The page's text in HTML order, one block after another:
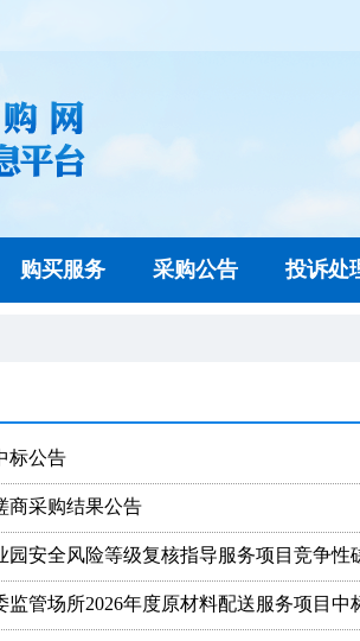
购买服务 采购公告 投诉处
标公告
商采购结果公告
安全风险等级复核指导服务项目竞争性
管场所2026年度原材料配送服务项目中